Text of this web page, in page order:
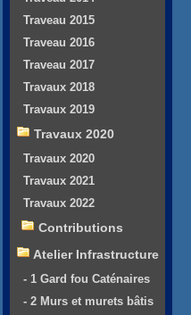
Traveau 2015
Traveau 2016
Traveau 2017
Travaux 2018
Travaux 2019
Travaux 2020
Travaux 2020
Travaux 2021
Travaux 2022
Contributions
Atelier Infrastructure
- 1 Gard fou Caténaires
- 2 Murs et murets bâtis